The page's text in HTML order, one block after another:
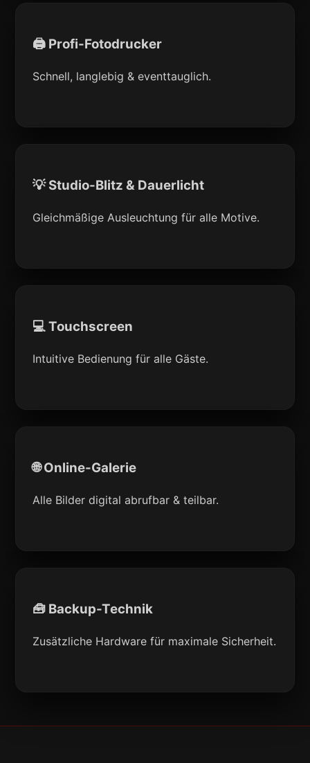
🖨 Profi-Fotodrucker
Schnell, langlebig & eventtauglich.
💡 Studio-Blitz & Dauerlicht
Gleichmäßige Ausleuchtung für alle Motive.
💻 Touchscreen
Intuitive Bedienung für alle Gäste.
🌐 Online-Galerie
Alle Bilder digital abrufbar & teilbar.
🧰 Backup-Technik
Zusätzliche Hardware für maximale Sicherheit.